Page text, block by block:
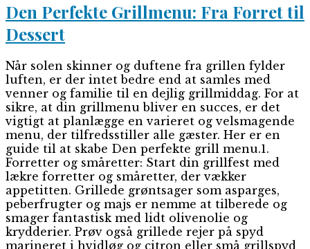
Den Perfekte Grillmenu: Fra Forret til
Dessert
Når solen skinner og duftene fra grillen fylder
luften, er der intet bedre end at samles med
venner og familie til en dejlig grillmiddag. For at
sikre, at din grillmenu bliver en succes, er det
vigtigt at planlægge en varieret og velsmagende
menu, der tilfredsstiller alle gæster. Her er en
guide til at skabe Den perfekte grill menu.1.
Forretter og småretter: Start din grillfest med
lækre forretter og småretter, der vækker
appetitten. Grillede grøntsager som asparges,
peberfrugter og majs er nemme at tilberede og
smager fantastisk med lidt olivenolie og
krydderier. Prøv også grillede rejer på spyd
marineret i hvidløg og citron eller små grillspyd